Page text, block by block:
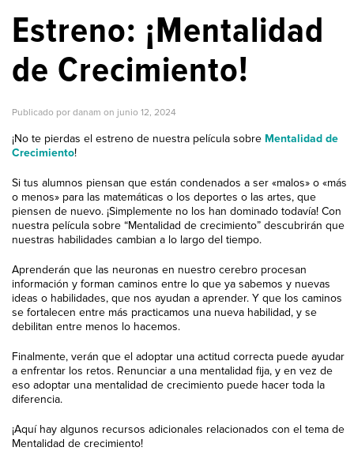
Estreno: ¡Mentalidad
de Crecimiento!
Publicado por danam on junio 12, 2024
¡No te pierdas el estreno de nuestra película sobre Mentalidad de
Crecimiento!
Si tus alumnos piensan que están condenados a ser «malos» o «más
o menos» para las matemáticas o los deportes o las artes, que
piensen de nuevo. ¡Simplemente no los han dominado todavía! Con
nuestra película sobre “Mentalidad de crecimiento” descubrirán que
nuestras habilidades cambian a lo largo del tiempo.
Aprenderán que las neuronas en nuestro cerebro procesan
información y forman caminos entre lo que ya sabemos y nuevas
ideas o habilidades, que nos ayudan a aprender. Y que los caminos
se fortalecen entre más practicamos una nueva habilidad, y se
debilitan entre menos lo hacemos.
Finalmente, verán que el adoptar una actitud correcta puede ayudar
a enfrentar los retos. Renunciar a una mentalidad fija, y en vez de
eso adoptar una mentalidad de crecimiento puede hacer toda la
diferencia.
¡Aquí hay algunos recursos adicionales relacionados con el tema de
Mentalidad de crecimiento!